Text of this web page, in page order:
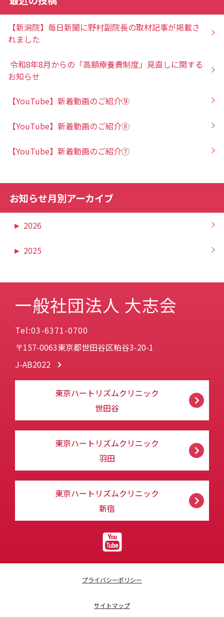
【新潟院】毎日新聞に野村副院長の取材記事が掲載さ
れました
令和8年8月からの「高額療養費制度」見直しに関する
お知らせ
【YouTube】新着動画のご紹介⑨
【YouTube】新着動画のご紹介⑧
【YouTube】新着動画のご紹介⑦
お知らせ月別アーカイブ
► 2026
► 2025
一般社団法人 大志会
Tel:03-6371-0700
〒157-0063東京都世田谷区粕谷3-20-1
J-AB2022
東京ハートリズムクリニック
世田谷
東京ハートリズムクリニック
羽田
東京ハートリズムクリニック
新宿
プライバシーポリシー
サイトマップ